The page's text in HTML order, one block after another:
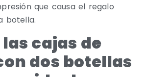
que causa el regalo
botella.
cajas de
dos botellas